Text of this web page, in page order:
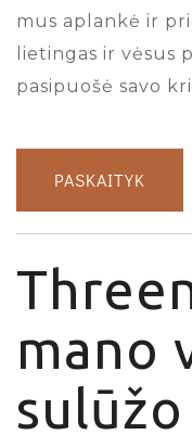
mus aplankė ir
lietingas ir vėsus
pasipuošė savo
PASKAITYK
mano